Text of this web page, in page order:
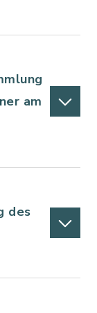
am
des